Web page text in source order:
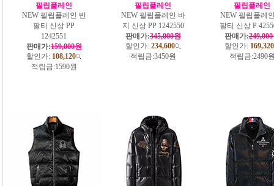
필립플레인
NEW 필립플레인 반
팔티 신상 PP
1242551
판매가:159,000원
할인가: 108,120
적립금:1590원
필립플레인
NEW 필립플레인 바
지 신상 PP 1242550
판매가:345,000원
할인가: 234,600
적립금:3450원
필립플레인
NEW 필립플레
팔티 신상 P
판매가:
할인가: 169,320
적립금:2490